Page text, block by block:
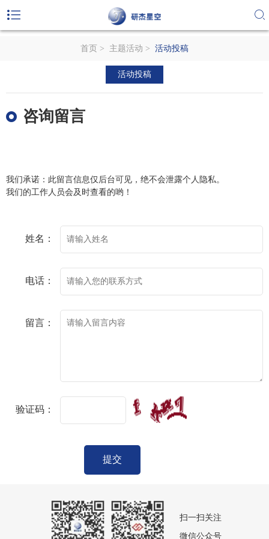
首页 > 主题活动 > 活动投稿
活动投稿
咨询留言
我们承诺：此留言信息仅后台可见，绝不会泄露个人隐私。
我们的工作人员会及时查看的哟！
姓名：
电话：
留言：
验证码：
提交
扫一扫关注
微信公众号